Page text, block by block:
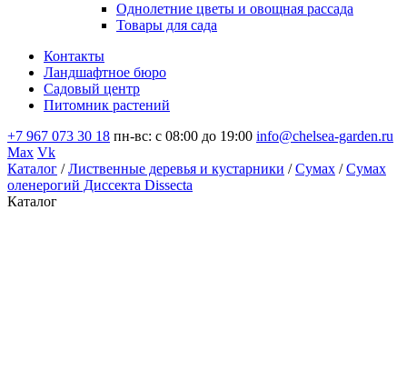
Однолетние цветы и овощная рассада
Товары для сада
Контакты
Ландшафтное бюро
Садовый центр
Питомник растений
+7 967 073 30 18 пн-вс: с 08:00 до 19:00 info@chelsea-garden.ru
Max Vk
Каталог /Лиственные деревья и кустарники /Сумах /Сумах
оленерогий Диссекта Dissecta
Каталог